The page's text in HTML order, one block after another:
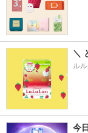
＼
ル
今